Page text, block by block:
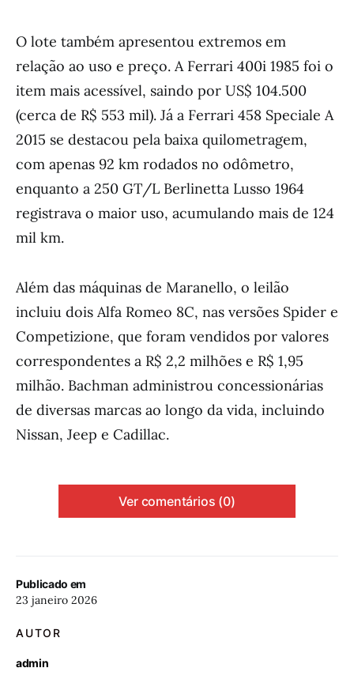
Publicado em
23 janeiro 2026
AUTOR
admin
O lote também apresentou extremos em
relação ao uso e preço. A Ferrari 400i 1985 foi o
item mais acessível, saindo por US$ 104.500
(cerca de R$ 553 mil). Já a Ferrari 458 Speciale A
2015 se destacou pela baixa quilometragem,
com apenas 92 km rodados no odômetro,
enquanto a 250 GT/L Berlinetta Lusso 1964
registrava o maior uso, acumulando mais de 124
mil km.
Além das máquinas de Maranello, o leilão
incluiu dois Alfa Romeo 8C, nas versões Spider e
Competizione, que foram vendidos por valores
correspondentes a R$ 2,2 milhões e R$ 1,95
milhão. Bachman administrou concessionárias
de diversas marcas ao longo da vida, incluindo
Nissan, Jeep e Cadillac.
Ver comentários (0)